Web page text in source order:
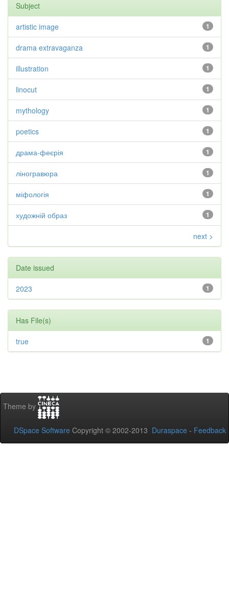
Subject
1
artistic image
1
drama extravaganza
1
illustration
1
linocut
1
mythology
1
poetics
1
драма-феєрія
1
ліногравюра
1
міфологія
1
художній образ
next >
Date issued
1
2023
Has File(s)
1
true
Theme by
DSpace Software Copyright © 2002-2013 Duraspace - Feedback